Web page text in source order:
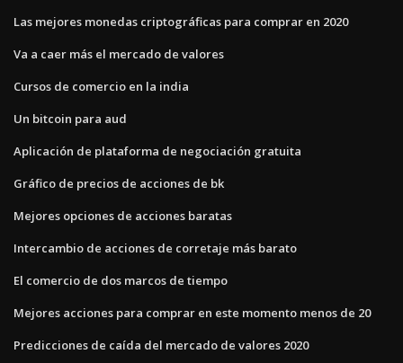
Las mejores monedas criptográficas para comprar en 2020
Va a caer más el mercado de valores
Cursos de comercio en la india
Un bitcoin para aud
Aplicación de plataforma de negociación gratuita
Gráfico de precios de acciones de bk
Mejores opciones de acciones baratas
Intercambio de acciones de corretaje más barato
El comercio de dos marcos de tiempo
Mejores acciones para comprar en este momento menos de 20
Predicciones de caída del mercado de valores 2020